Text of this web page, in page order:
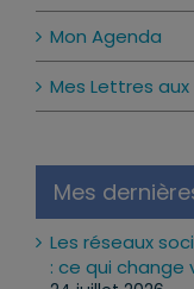
Mon Agenda
Mes Lettres
Mes
Les réseaux
: ce qui change